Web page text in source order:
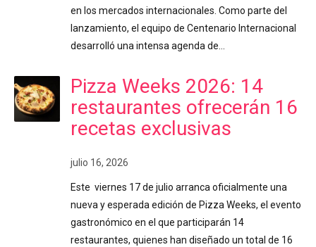
en los mercados internacionales. Como parte del
lanzamiento, el equipo de Centenario Internacional
desarrolló una intensa agenda de…
Pizza Weeks 2026: 14
restaurantes ofrecerán 16
recetas exclusivas
julio 16, 2026
Este viernes 17 de julio arranca oficialmente una
nueva y esperada edición de Pizza Weeks, el evento
gastronómico en el que participarán 14
restaurantes, quienes han diseñado un total de 16